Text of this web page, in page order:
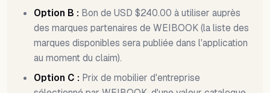
Option B : Bon de USD $240.00 à utiliser auprès
des marques partenaires de WEIBOOK (la liste des
marques disponibles sera publiée dans l'application
au moment du claim).
Option C : Prix de mobilier d'entreprise